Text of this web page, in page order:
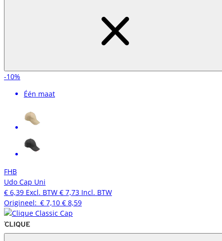
-10%
Één maat
FHB
Udo Cap Uni
€ 6,39 Excl. BTW € 7,73 Incl. BTW
Origineel: € 7,10 € 8,59